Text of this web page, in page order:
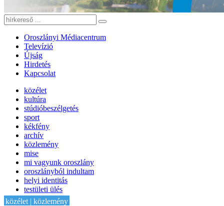
Oroszlányi Médiacentrum
Televízió
Újság
Hirdetés
Kapcsolat
közélet
kultúra
stúdióbeszélgetés
sport
kékfény
archív
közlemény
mise
mi vagyunk oroszlány
oroszlányból indultam
helyi identitás
testületi ülés
IT-HON
közélet | közlemény